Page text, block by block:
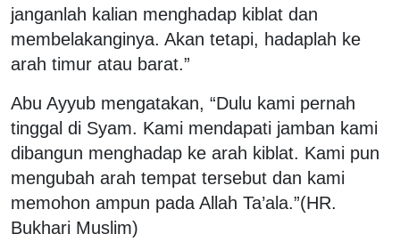
janganlah kalian menghadap kiblat dan
membelakanginya. Akan tetapi, hadaplah ke
arah timur atau barat.”
Abu Ayyub mengatakan, “Dulu kami pernah
tinggal di Syam. Kami mendapati jamban kami
dibangun menghadap ke arah kiblat. Kami pun
mengubah arah tempat tersebut dan kami
memohon ampun pada Allah Ta’ala.”(HR.
Bukhari Muslim)